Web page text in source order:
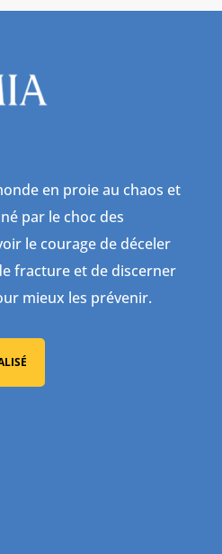
en proie au chaos et
par le choc des
le courage de déceler
fracture et de discerner
mieux les prévenir.